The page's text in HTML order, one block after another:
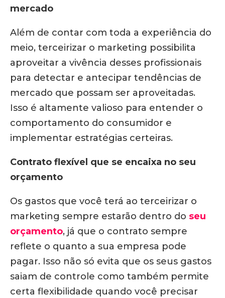
mercado
Além de contar com toda a experiência do
meio, terceirizar o marketing possibilita
aproveitar a vivência desses profissionais
para detectar e antecipar tendências de
mercado que possam ser aproveitadas.
Isso é altamente valioso para entender o
comportamento do consumidor e
implementar estratégias certeiras.
Contrato flexível que se encaixa no seu
orçamento
Os gastos que você terá ao terceirizar o
marketing sempre estarão dentro do seu
orçamento, já que o contrato sempre
reflete o quanto a sua empresa pode
pagar. Isso não só evita que os seus gastos
saiam de controle como também permite
certa flexibilidade quando você precisar